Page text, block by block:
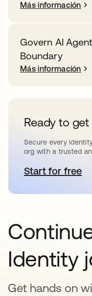
Más información
Govern AI
Boundary
Más información
Ready to
Secure every
org with a trusted
Start for free
se abre
Identity
Get hands on